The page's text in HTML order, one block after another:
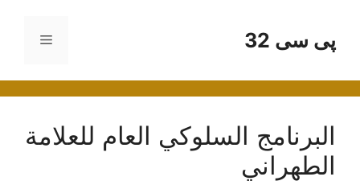
محتواپی سی 32 فهرست
البرنامج السلوكي العام للعلامة
الطهراني